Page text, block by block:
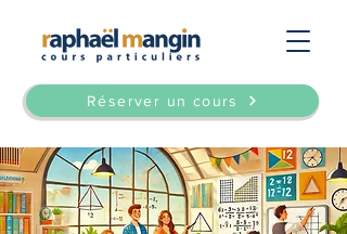
Réserver un cours